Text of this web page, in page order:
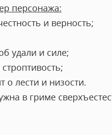
персонажа:
и верность;
удали и силе;
о лести и низости.
в гриме